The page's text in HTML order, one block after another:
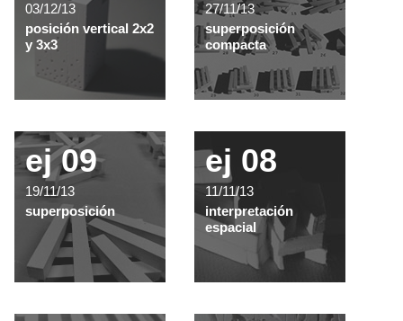
03/12/13
posición vertical 2x2
y 3x3
27/11/13
superposición
compacta
ej 09
19/11/13
superposición
ej 08
11/11/13
interpretación
espacial